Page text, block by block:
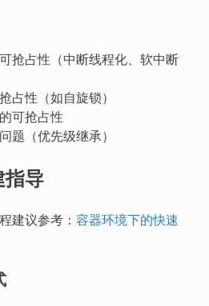
抢占性（中断线程化、软中断
占性（如自旋锁）
可抢占性
题（优先级继承）
指导
建议参考： 容器环境下的快速